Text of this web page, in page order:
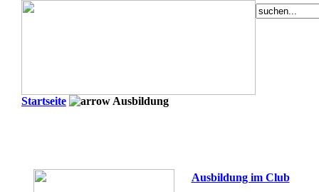
Startseite Ausbildung
Ausbildung im Club